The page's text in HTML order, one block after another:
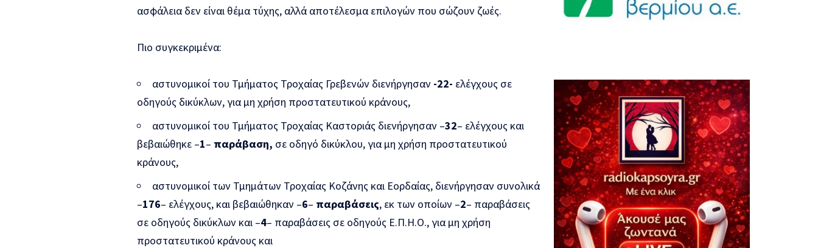
ασφάλεια δεν είναι θέμα τύχης, αλλά αποτέλεσμα επιλογών που σώζουν ζωές.
Πιο συγκεκριμένα:
αστυνομικοί του Τμήματος Τροχαίας Γρεβενών διενήργησαν -22- ελέγχους σε
οδηγούς δικύκλων, για μη χρήση προστατευτικού κράνους,
αστυνομικοί του Τμήματος Τροχαίας Καστοριάς διενήργησαν –32– ελέγχους και
βεβαιώθηκε –1– παράβαση, σε οδηγό δικύκλου, για μη χρήση προστατευτικού
κράνους,
αστυνομικοί των Τμημάτων Τροχαίας Κοζάνης και Εορδαίας, διενήργησαν συνολικά
–176– ελέγχους, και βεβαιώθηκαν –6– παραβάσεις, εκ των οποίων –2– παραβάσεις
σε οδηγούς δικύκλων και –4– παραβάσεις σε οδηγούς Ε.Π.Η.Ο., για μη χρήση
προστατευτικού κράνους και